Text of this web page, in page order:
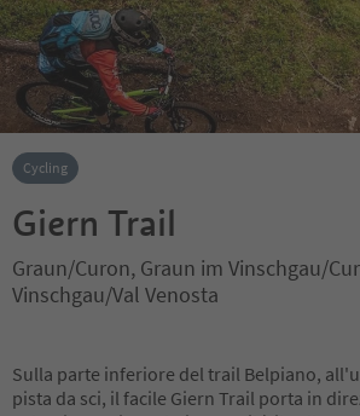
Cycling
Giern Trail
Graun/Curon, Graun im Vinschgau/
Vinschgau/Val Venosta
Sulla parte inferiore del trail Belpiano,
pista da sci, il facile Giern Trail porta in